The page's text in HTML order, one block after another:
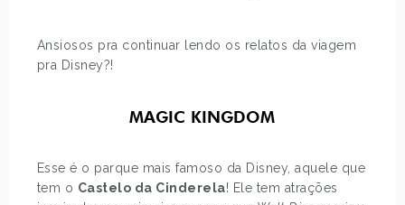
Ansiosos pra continuar lendo os relatos da viagem
pra Disney?!
MAGIC KINGDOM
Esse é o parque mais famoso da Disney, aquele que
tem o Castelo da Cinderela! Ele tem atrações
POST ANTERIOR
ESTILO: NATALIE PORTMAN
PRÓXIMO POST